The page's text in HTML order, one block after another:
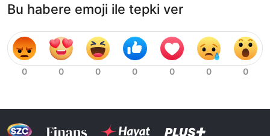
Bu habere emoji ile tepki ver